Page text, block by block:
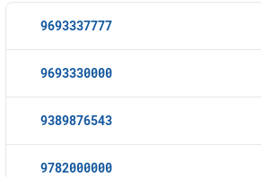
9693337777
9693330000
9389876543
9782000000